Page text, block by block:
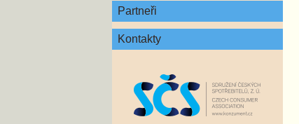
Partneři
Kontakty